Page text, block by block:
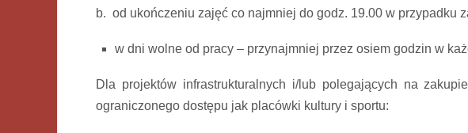
b. od ukończeniu zajęć co najmniej do godz. 19.00 w przypadku
w dni wolne od pracy – przynajmniej przez osiem godzin w
Dla projektów infrastrukturalnych i/lub polegających na
ograniczonego dostępu jak placówki kultury i sportu: